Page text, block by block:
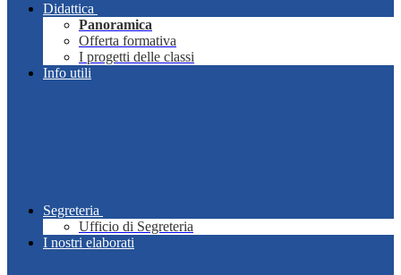
Didattica
Panoramica
Offerta formativa
I progetti delle classi
Info utili
Segreteria
Ufficio di Segreteria
I nostri elaborati